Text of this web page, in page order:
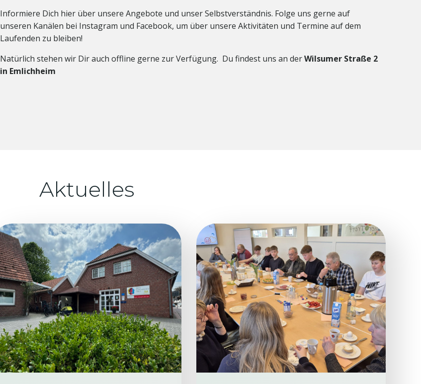
Informiere Dich hier über unsere Angebote und unser Selbstverständnis. Folge uns gerne auf
unseren Kanälen bei Instagram und Facebook, um über unsere Aktivitäten und Termine auf dem
Laufenden zu bleiben!
Natürlich stehen wir Dir auch offline gerne zur Verfügung. Du findest uns an derWilsumer Straße 2
in Emlichheim
Aktuelles